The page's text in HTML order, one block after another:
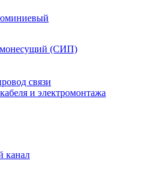
(СИП)
связи
и электромонтажа
канал